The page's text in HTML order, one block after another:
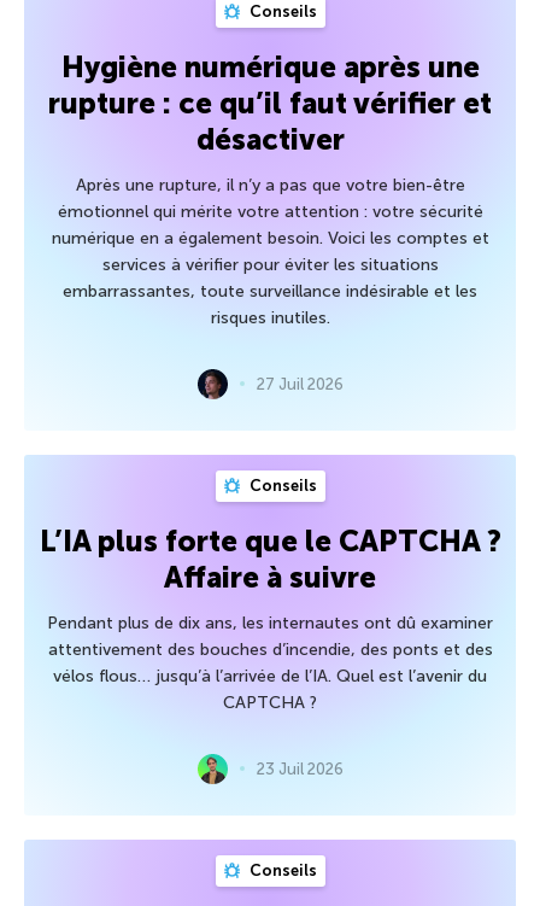
Conseils
Hygiène numérique après une
rupture : ce qu’il faut vérifier et
désactiver
Après une rupture, il n’y a pas que votre bien-être
émotionnel qui mérite votre attention : votre sécurité
numérique en a également besoin. Voici les comptes et
services à vérifier pour éviter les situations
embarrassantes, toute surveillance indésirable et les
risques inutiles.
27 Juil 2026
Conseils
L’IA plus forte que le CAPTCHA ?
Affaire à suivre
Pendant plus de dix ans, les internautes ont dû examiner
attentivement des bouches d’incendie, des ponts et des
vélos flous… jusqu’à l’arrivée de l’IA. Quel est l’avenir du
CAPTCHA ?
23 Juil 2026
Conseils